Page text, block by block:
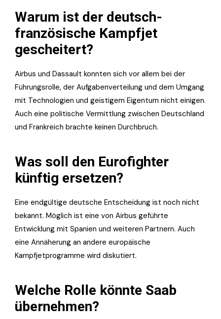
Warum ist der deutsch-
französische Kampfjet
gescheitert?
Airbus und Dassault konnten sich vor allem bei der
Führungsrolle, der Aufgabenverteilung und dem Umgang
mit Technologien und geistigem Eigentum nicht einigen.
Auch eine politische Vermittlung zwischen Deutschland
und Frankreich brachte keinen Durchbruch.
Was soll den Eurofighter
künftig ersetzen?
Eine endgültige deutsche Entscheidung ist noch nicht
bekannt. Möglich ist eine von Airbus geführte
Entwicklung mit Spanien und weiteren Partnern. Auch
eine Annäherung an andere europäische
Kampfjetprogramme wird diskutiert.
Welche Rolle könnte Saab
übernehmen?